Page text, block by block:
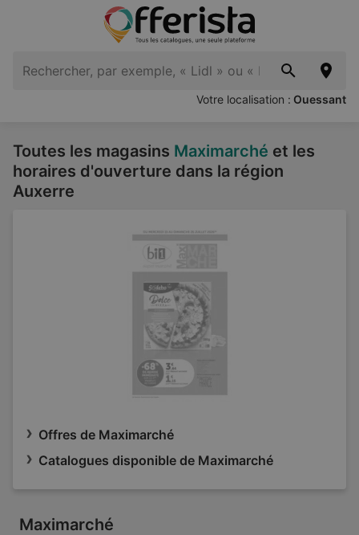
Votre localisation : Ouessant
Toutes les magasins Maximarché et les
horaires d'ouverture dans la région
Auxerre
Offres de Maximarché
Catalogues disponible de Maximarché
Maximarché